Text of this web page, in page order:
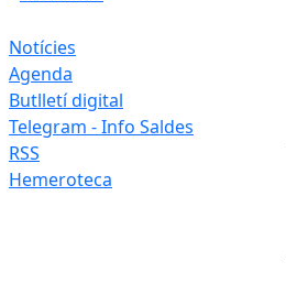
Notícies
Agenda
Butlletí digital
Telegram - Info Saldes
RSS
Hemeroteca